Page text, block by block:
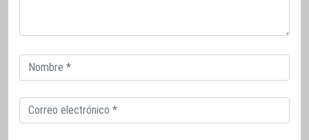
Correo
electrónico
Correo
electrónico